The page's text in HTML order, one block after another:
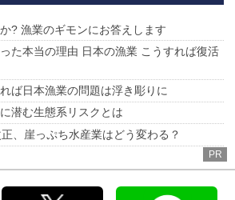
? 漁業のギモンにお答えします
った本当の理由 日本の漁業 こうすれば復活
ば日本漁業の問題は浮き彫りに
潜む生態系リスクとは
、崖っぷち水産業はどう変わる？
PR